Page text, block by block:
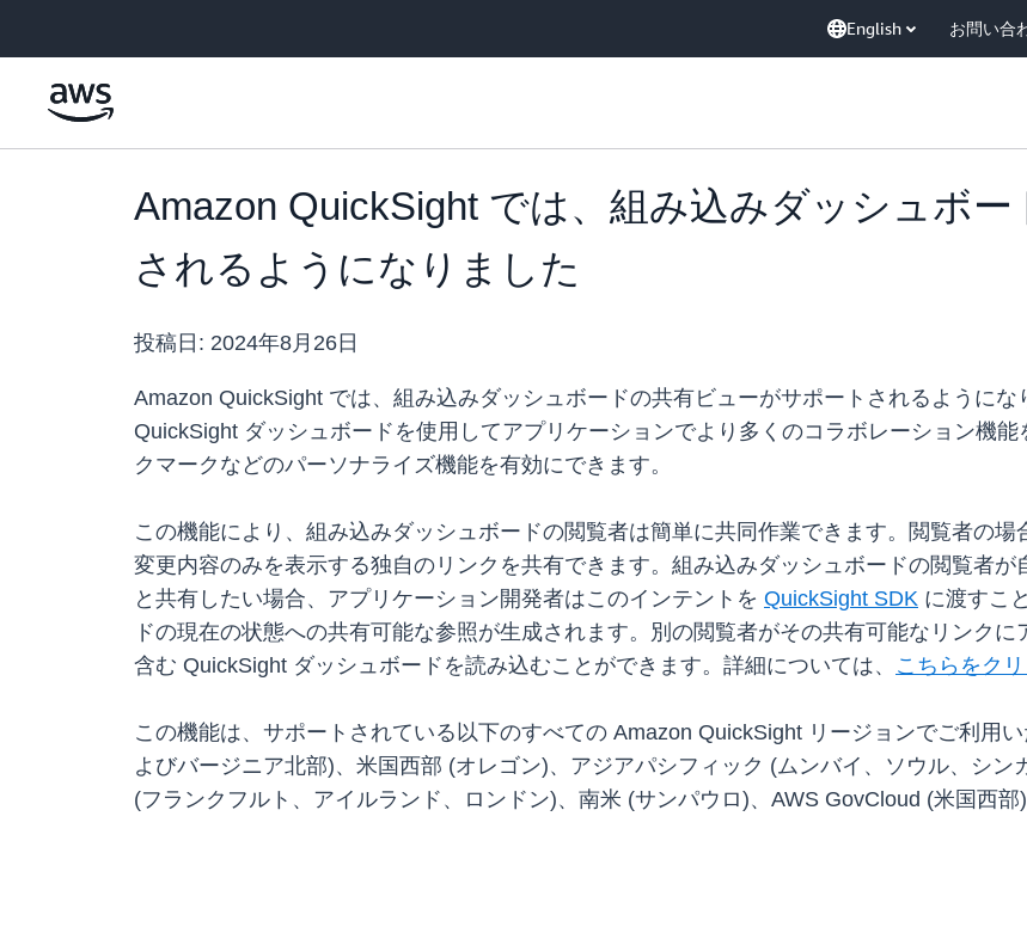
English お問い合
Amazon QuickSight では、組み込みダッシュボ
されるようになりました
投稿日: 2024年8月26日
Amazon QuickSight では、組み込みダッシュボードの共有ビューがサポートされるように
QuickSight ダッシュボードを使用してアプリケーションでより多くのコラボレーション機
クマークなどのパーソナライズ機能を有効にできます。
この機能により、組み込みダッシュボードの閲覧者は簡単に共同作業できます。閲覧者の場
変更内容のみを表示する独自のリンクを共有できます。組み込みダッシュボードの閲覧者
と共有したい場合、アプリケーション開発者はこのインテントを QuickSight SDK に渡すこ
ドの現在の状態への共有可能な参照が生成されます。別の閲覧者がその共有可能なリンク
含む QuickSight ダッシュボードを読み込むことができます。詳細については、 こちらをク
この機能は、サポートされている以下のすべての Amazon QuickSight リージョンでご利用
よびバージニア北部)、米国西部 (オレゴン)、アジアパシフィック (ムンバイ、ソウル、シ
(フランクフルト、アイルランド、ロンドン)、南米 (サンパウロ)、AWS GovCloud (米国西部)